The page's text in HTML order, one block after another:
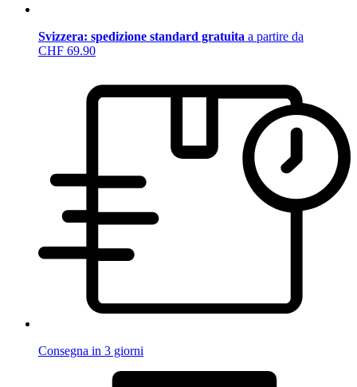
Svizzera: spedizione standard gratuita a partire da
CHF 69.90
Consegna in 3 giorni